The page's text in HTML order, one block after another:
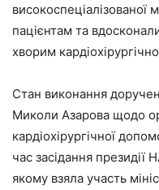
пацієнтам та
хворим
Стан виконання
Миколи Азарова щодо
кардіохірургічної
час засідання президії
якому взяла участь